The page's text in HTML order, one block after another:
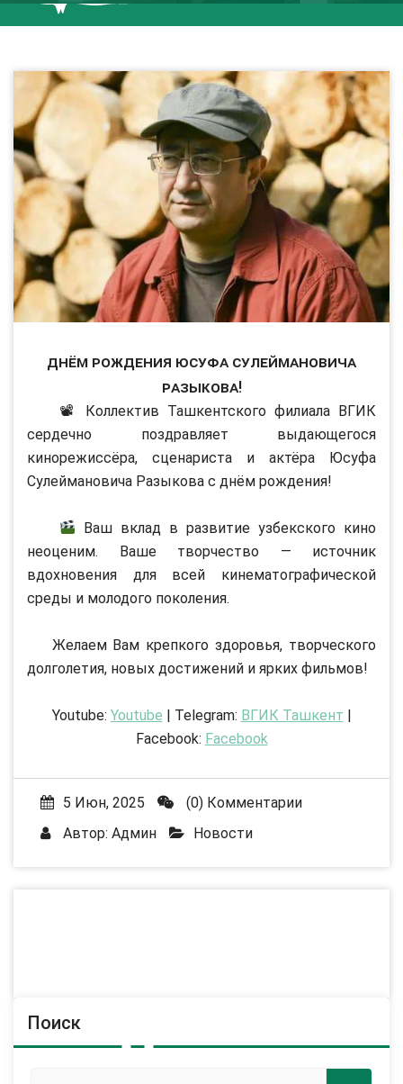
Днём рождения Юсуфа Сулеймановича
Разыкова!
📽 Коллектив Ташкентского филиала ВГИК
сердечно поздравляет выдающегося
кинорежиссёра, сценариста и актёра Юсуфа
Сулеймановича Разыкова с днём рождения!
Ваш вклад в развитие узбекского кино
неоценим. Ваше творчество — источник
вдохновения для всей кинематографической
среды и молодого поколения.
Желаем Вам крепкого здоровья, творческого
долголетия, новых достижений и ярких фильмов!
Youtube: Youtube | Telegram: ВГИК Ташкент |
Facebook: Facebook
5 Июн, 2025
(0) Комментарии
Автор: Админ Новости
Поиск